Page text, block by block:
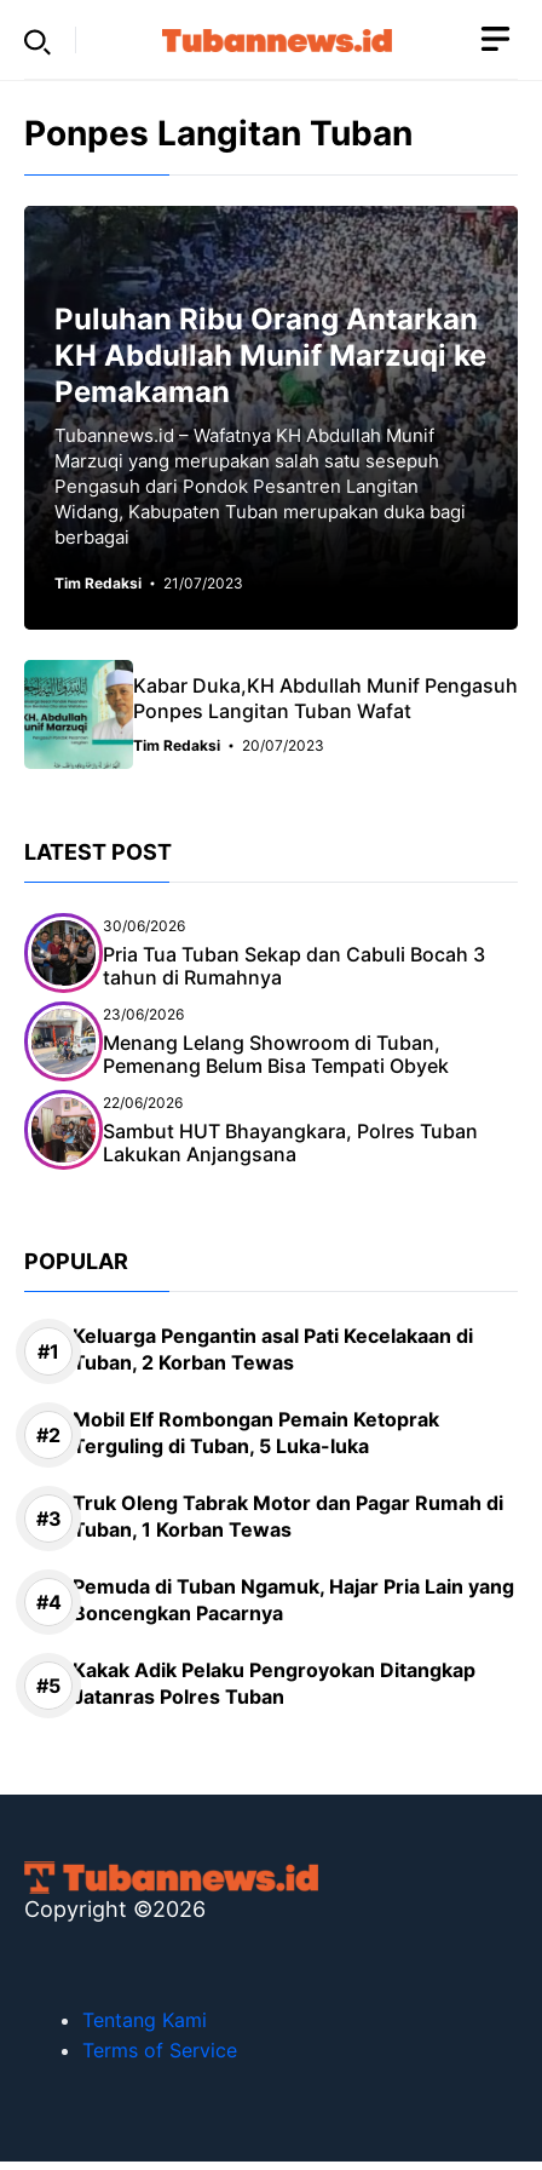
Ponpes Langitan Tuban
Puluhan Ribu Orang Antarkan
KH Abdullah Munif Marzuqi ke
Pemakaman
Tubannews.id – Wafatnya KH Abdullah Munif
Marzuqi yang merupakan salah satu sesepuh
Pengasuh dari Pondok Pesantren Langitan
Widang, Kabupaten Tuban merupakan duka bagi
berbagai
Tim Redaksi 21/07/2023
Kabar Duka,KH Abdullah Munif Pengasuh
Ponpes Langitan Tuban Wafat
Tim Redaksi 20/07/2023
LATEST POST
30/06/2026
Pria Tua Tuban Sekap dan Cabuli Bocah 3
tahun di Rumahnya
23/06/2026
Menang Lelang Showroom di Tuban,
Pemenang Belum Bisa Tempati Obyek
22/06/2026
Sambut HUT Bhayangkara, Polres Tuban
Lakukan Anjangsana
POPULAR
Keluarga Pengantin asal Pati Kecelakaan di
Tuban, 2 Korban Tewas
Mobil Elf Rombongan Pemain Ketoprak
Terguling di Tuban, 5 Luka-luka
Truk Oleng Tabrak Motor dan Pagar Rumah di
Tuban, 1 Korban Tewas
Pemuda di Tuban Ngamuk, Hajar Pria Lain yang
Boncengkan Pacarnya
Kakak Adik Pelaku Pengroyokan Ditangkap
Jatanras Polres Tuban
Copyright ©2026
Tentang Kami
Terms of Service